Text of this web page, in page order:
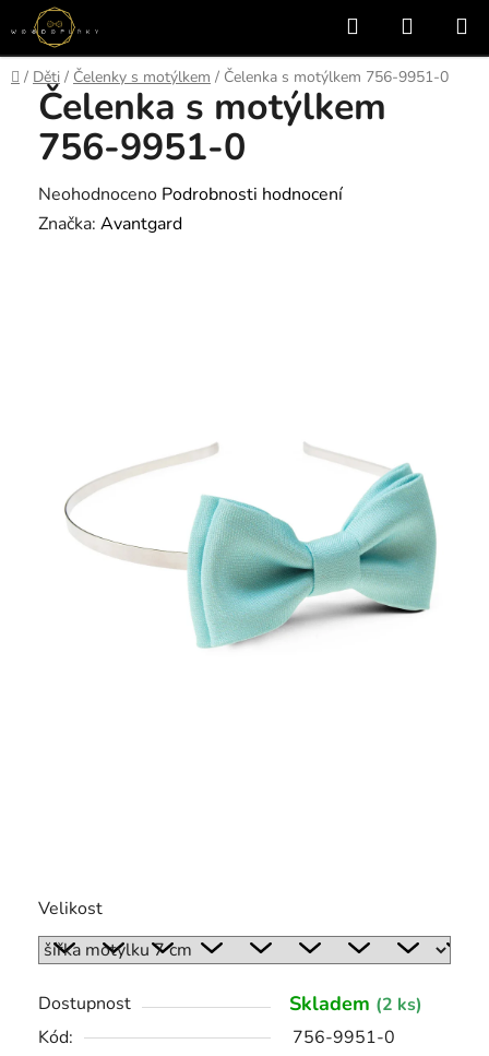
Přejít
na
obsah
Hledat
KOŠÍK
Domů
/ Děti / Čelenky s motýlkem / Čelenka s motýlkem 756-9951-0
Velikost
Dostupnost Skladem (2 ks)
Kód:
756-9951-0
Čelenka s motýlkem
756-9951-0
Průměrné
hodnocení
Neohodnoceno Podrobnosti hodnocení
Značka: Avantgard